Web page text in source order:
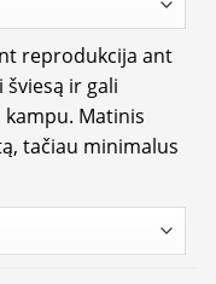
reprodukcija ant
ir gali
Matinis
tačiau minimalus